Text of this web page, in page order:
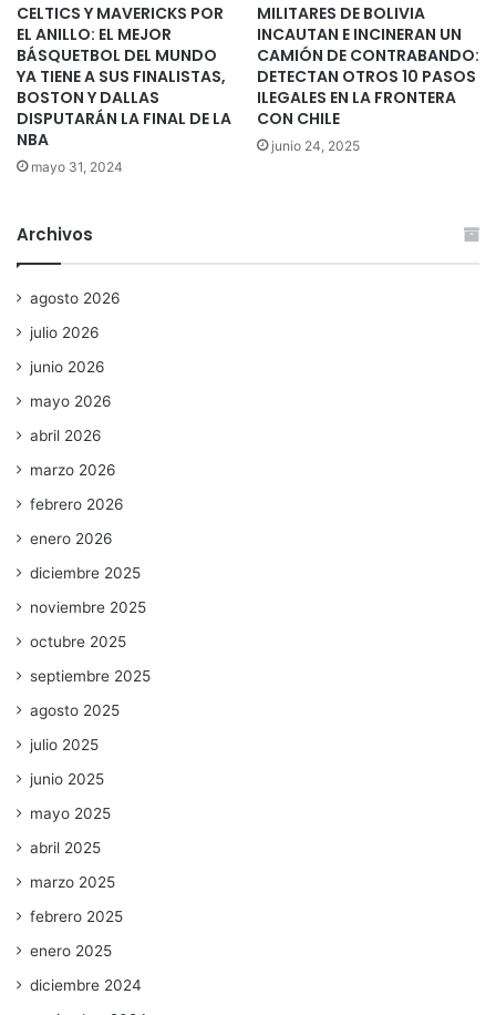
CELTICS Y MAVERICKS POR
EL ANILLO: EL MEJOR
BÁSQUETBOL DEL MUNDO
YA TIENE A SUS FINALISTAS,
BOSTON Y DALLAS
DISPUTARÁN LA FINAL DE LA
NBA
mayo 31, 2024
MILITARES DE BOLIVIA
INCAUTAN E INCINERAN UN
CAMIÓN DE CONTRABANDO:
DETECTAN OTROS 10 PASOS
ILEGALES EN LA FRONTERA
CON CHILE
junio 24, 2025
Archivos
agosto 2026
julio 2026
junio 2026
mayo 2026
abril 2026
marzo 2026
febrero 2026
enero 2026
diciembre 2025
noviembre 2025
octubre 2025
septiembre 2025
agosto 2025
julio 2025
junio 2025
mayo 2025
abril 2025
marzo 2025
febrero 2025
enero 2025
diciembre 2024